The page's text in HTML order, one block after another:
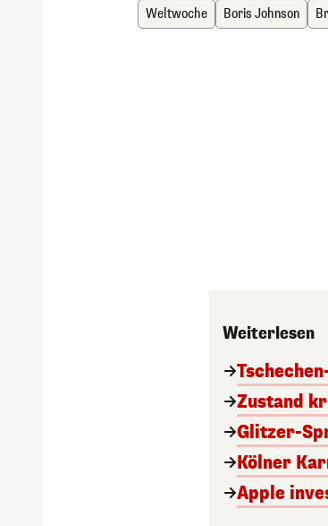
Weltwoche Boris Johnson
Weiterlesen
Zustand
Glitzer-
Kölner
Apple